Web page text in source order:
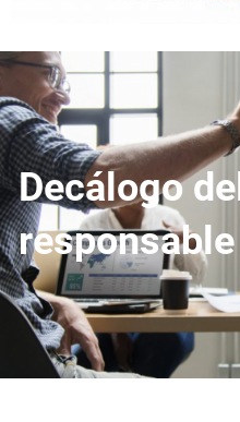
Decálogo
responsable